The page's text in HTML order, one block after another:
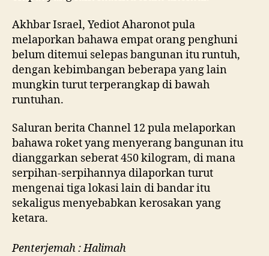
Akhbar Israel, Yediot Aharonot pula
melaporkan bahawa empat orang penghuni
belum ditemui selepas bangunan itu runtuh,
dengan kebimbangan beberapa yang lain
mungkin turut terperangkap di bawah
runtuhan.
Saluran berita Channel 12 pula melaporkan
bahawa roket yang menyerang bangunan itu
dianggarkan seberat 450 kilogram, di mana
serpihan-serpihannya dilaporkan turut
mengenai tiga lokasi lain di bandar itu
sekaligus menyebabkan kerosakan yang
ketara.
Penterjemah : Halimah